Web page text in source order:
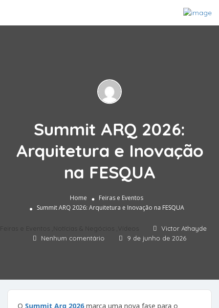
Summit ARQ 2026:
Arquitetura e Inovação
na FESQUA
Home
Feiras e Eventos
Summit ARQ 2026: Arquitetura e Inovação na FESQUA
Feiras e Eventos Notícias & Negócios Vídeos
Victor Athayde
Nenhum comentário
9 de junho de 2026
O Summit Arq 2026 marca uma nova fase para o